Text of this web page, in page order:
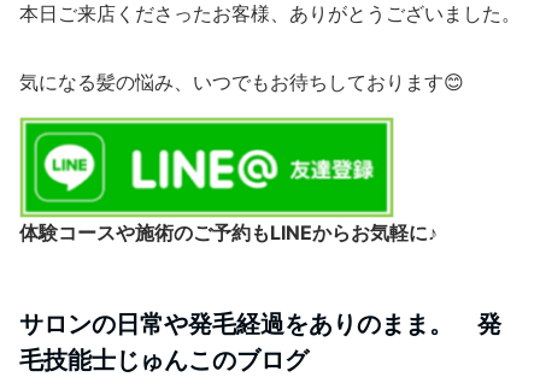
本日ご来店くださったお客様、ありがとうございました。
気になる髪の悩み、いつでもお待ちしております😊
体験コースや施術のご予約もLINEからお気軽に♪
サロンの日常や発毛経過をありのまま。 発
毛技能士じゅんこのブログ